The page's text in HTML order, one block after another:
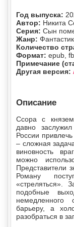
Год выпуска:
Автор: Никита
Серия: Сын
Жанр:
Количество
Формат: epub,
Примечание
Другая версия:
Описание
Ссора с
давно
России
– сложная
виновность
можно
Представители
Роману
«стреляться».
подобные
барьеру, а
разобраться в